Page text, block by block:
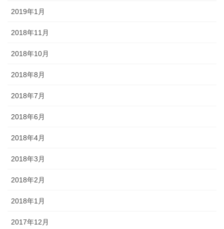
2019年1月
2018年11月
2018年10月
2018年8月
2018年7月
2018年6月
2018年4月
2018年3月
2018年2月
2018年1月
2017年12月